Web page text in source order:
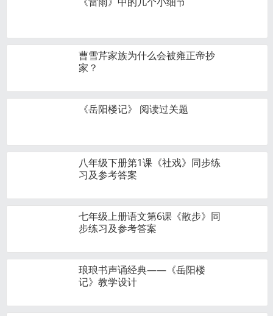
曹雪芹家族为什么会被雍正帝抄
家？
《岳阳楼记》 阅读过关题
八年级下册第1课《社戏》同步练
习及参考答案
七年级上册语文第6课《散步》同
步练习及参考答案
琅琅书声诵经典——《岳阳楼
记》教学设计